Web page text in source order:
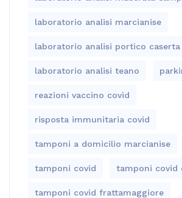
laboratorio analisi marcianise
laboratorio analisi portico caserta
laboratorio analisi teano
reazioni vaccino covid
risposta immunitaria covid
tamponi a domicilio marcianise
tamponi covid tamponi covid
tamponi covid frattamaggiore